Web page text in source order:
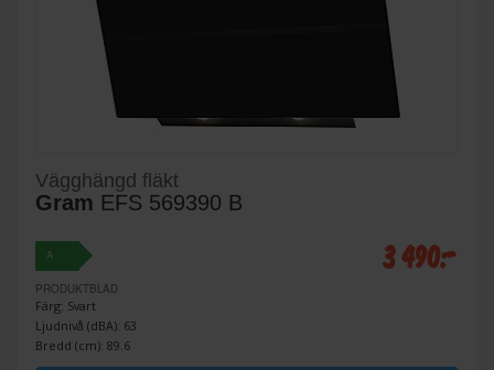
Vägghängd fläkt
Gram EFS 569390 B
A
PRODUKTBLAD
Färg: Svart
Ljudnivå (dBA): 63
Bredd (cm): 89.6
3 490:-